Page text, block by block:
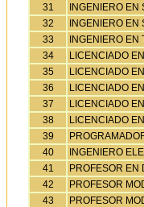
31
INGENIERO
32
INGENIERO
33
INGENIERO
34
LICENCIADO
35
LICENCIADO
36
LICENCIADO
37
LICENCIADO
38
LICENCIADO
39
40
INGENIERO
41
PROFESOR EN
42
PROFESOR
43
PROFESOR